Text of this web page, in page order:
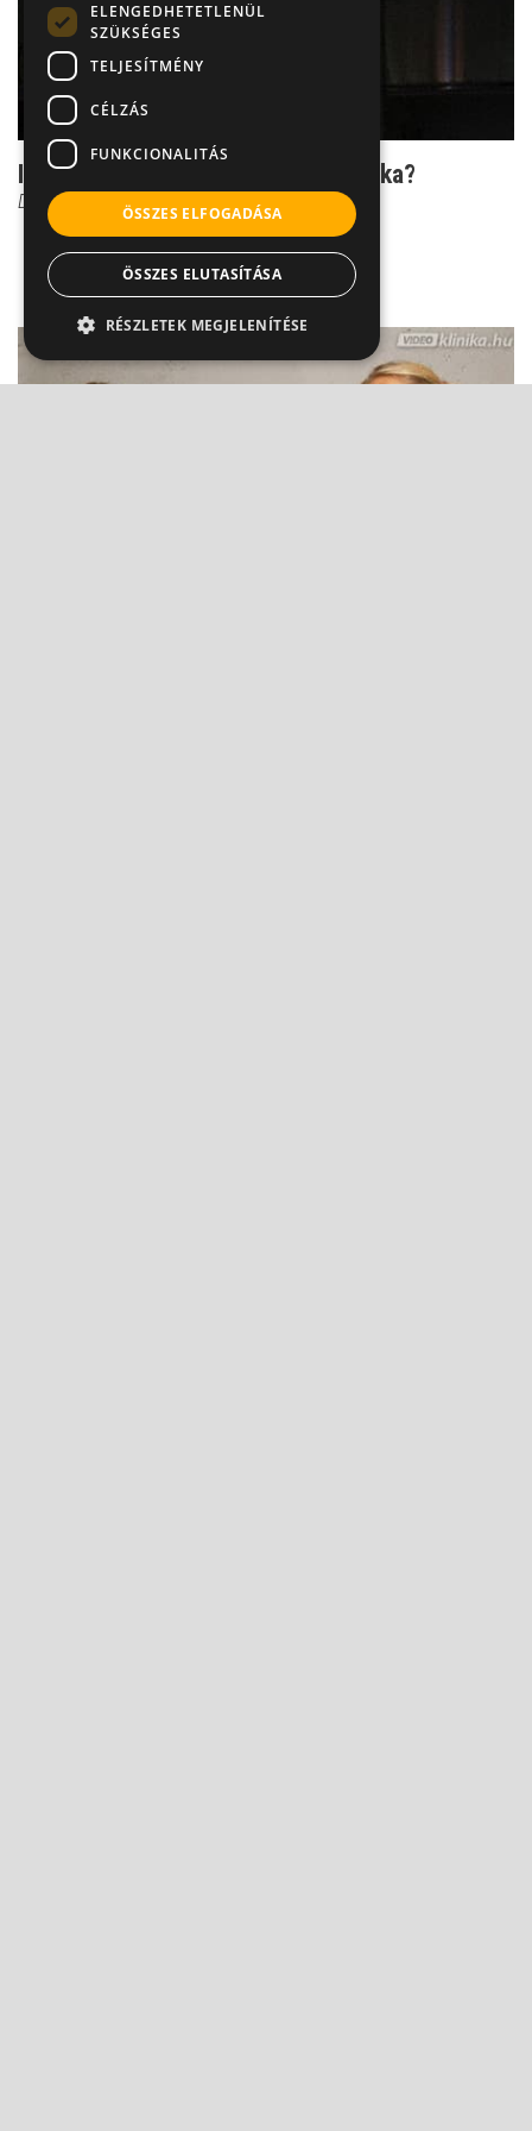
Insomnia - a múlt nyomasztó árnyéka?
Dr. Csernus Imre
ELENGEDHETETLENÜL
SZÜKSÉGES
TELJESÍTMÉNY
CÉLZÁS
FUNKCIONALITÁS
ÖSSZES ELFOGADÁSA
ÖSSZES ELUTASÍTÁSA
RÉSZLETEK MEGJELENÍTÉSE